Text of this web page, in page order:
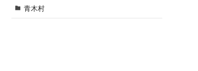
青木村